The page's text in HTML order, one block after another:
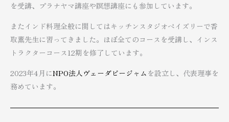
を受講、プラナヤマ講座や瞑想講座にも参加しています。
またインド料理全般に関してはキッチンスタジオペイズリーで香
取薫先生に習ってきました。ほぼ全てのコースを受講し、インス
トラクターコース12期を修了しています。
2023年4月にNPO法人ヴェーダビージャム を設立し、代表理事を
務めています。